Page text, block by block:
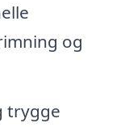
og
trygge